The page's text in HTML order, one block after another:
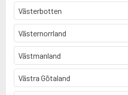
Västerbotten
Västernorrland
Västmanland
Västra Götaland